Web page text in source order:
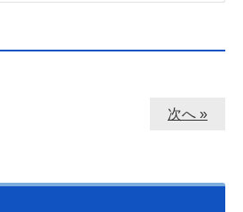
次へ »